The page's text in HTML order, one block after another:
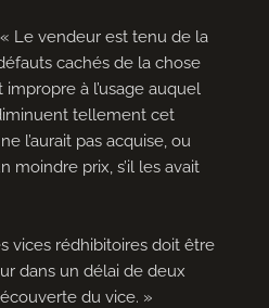
Le vendeur est tenu de la
cachés de la chose
à l’usage auquel
tellement cet
l’aurait pas acquise, ou
moindre prix, s’il les avait
vices rédhibitoires doit être
dans un délai de deux
du vice. »